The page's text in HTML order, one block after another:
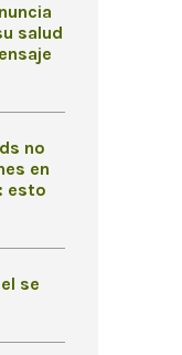
salud
no
en
esto
se